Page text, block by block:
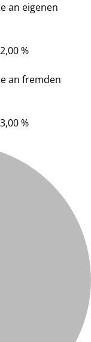
an eigenen
%
an fremden
%